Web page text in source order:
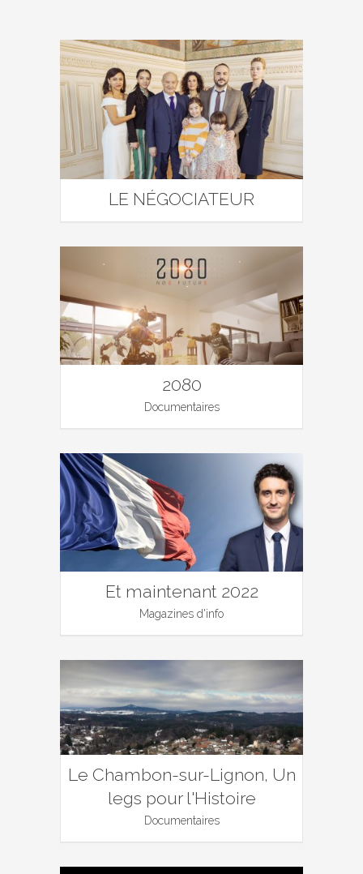
LE NÉGOCIATEUR
2080
Documentaires
Et maintenant 2022
Magazines d'info
Le Chambon-sur-Lignon, Un
legs pour l'Histoire
Documentaires